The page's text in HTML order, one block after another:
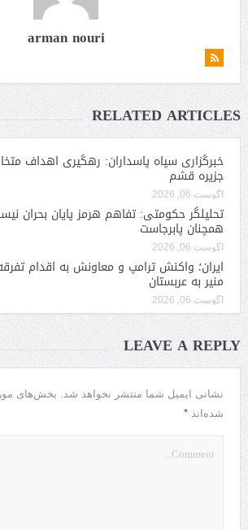
arman nouri
RELATED ARTICLES
خبرگزاری سپاه پاسداران: رهگیری اهداف
جزیره قشم
آگوست 06, 2026
تحلیلگر حکومتی: تفاهم هرمز پایان بحران
همچنان پابرجاست
آگوست 06, 2026
ایران؛ واکنش ترامپ و معاونش به اقدام
منیر به عربستان
آگوست 06, 2026
LEAVE A REPLY
نشانی ایمیل شما منتشر نخواهد شد. بخش‌های
شده‌اند *